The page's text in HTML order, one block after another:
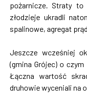
pożarnicze. Straty to
złodzieje ukradli
spalinowe, agregat
Jeszcze wcześniej
(gmina Grójec) o
Łączna wartość
druhowie wyceniali na